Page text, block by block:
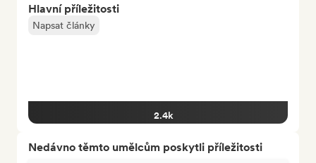
Hlavní příležitosti
Napsat články
2.4k
Nedávno těmto umělcům poskytli příležitosti